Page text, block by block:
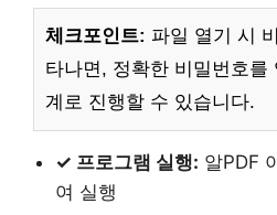
체크포인트: 파일 열기 시
타나면, 정확한 비밀번호를
계로 진행할 수 있습니다.
✓ 프로그램 실행: 알PDF
여 실행